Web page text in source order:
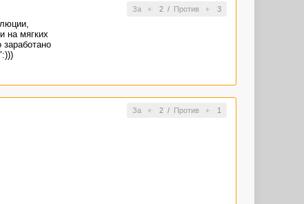
За 2/ Против 3
на мягких
За 2/ Против 1